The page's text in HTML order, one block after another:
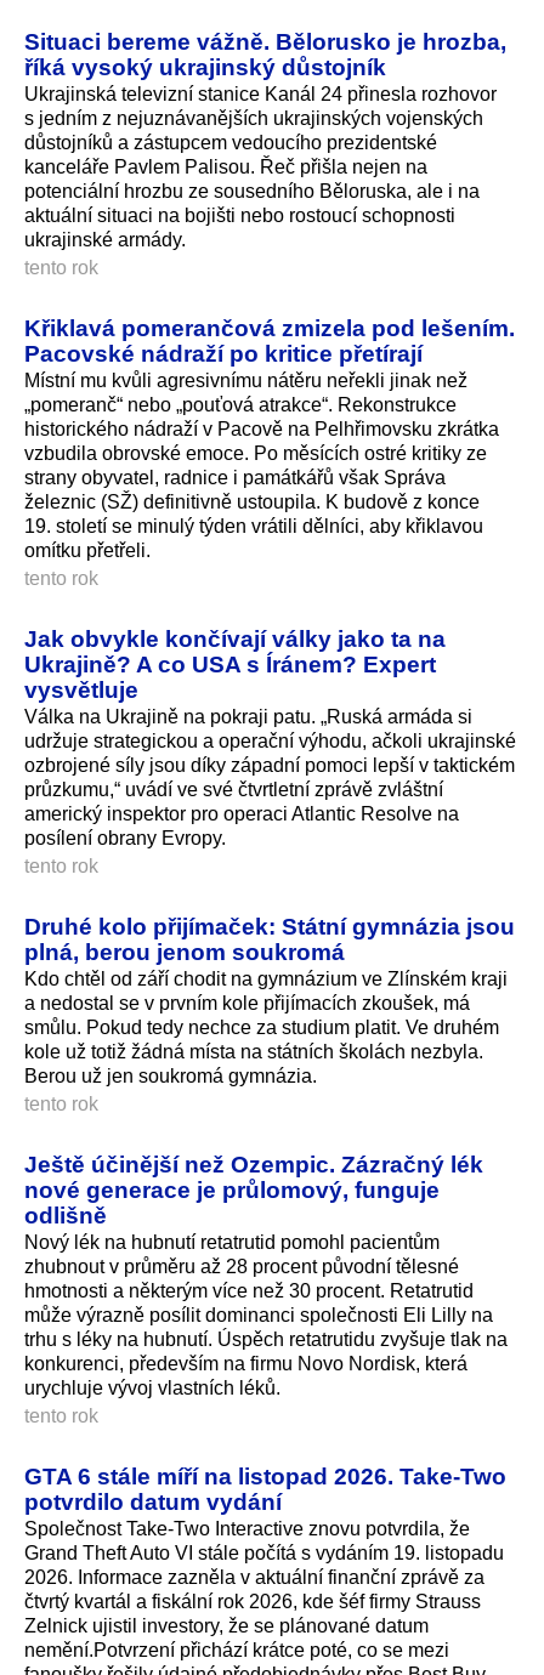
Situaci bereme vážně. Bělorusko je hrozba,
říká vysoký ukrajinský důstojník
Ukrajinská televizní stanice Kanál 24 přinesla rozhovor
s jedním z nejuznávanějších ukrajinských vojenských
důstojníků a zástupcem vedoucího prezidentské
kanceláře Pavlem Palisou. Řeč přišla nejen na
potenciální hrozbu ze sousedního Běloruska, ale i na
aktuální situaci na bojišti nebo rostoucí schopnosti
ukrajinské armády.
tento rok
Křiklavá pomerančová zmizela pod lešením.
Pacovské nádraží po kritice přetírají
Místní mu kvůli agresivnímu nátěru neřekli jinak než
„pomeranč“ nebo „pouťová atrakce“. Rekonstrukce
historického nádraží v Pacově na Pelhřimovsku zkrátka
vzbudila obrovské emoce. Po měsících ostré kritiky ze
strany obyvatel, radnice i památkářů však Správa
železnic (SŽ) definitivně ustoupila. K budově z konce
19. století se minulý týden vrátili dělníci, aby křiklavou
omítku přetřeli.
tento rok
Jak obvykle končívají války jako ta na
Ukrajině? A co USA s Íránem? Expert
vysvětluje
Válka na Ukrajině na pokraji patu. „Ruská armáda si
udržuje strategickou a operační výhodu, ačkoli ukrajinské
ozbrojené síly jsou díky západní pomoci lepší v taktickém
průzkumu,“ uvádí ve své čtvrtletní zprávě zvláštní
americký inspektor pro operaci Atlantic Resolve na
posílení obrany Evropy.
tento rok
Druhé kolo přijímaček: Státní gymnázia jsou
plná, berou jenom soukromá
Kdo chtěl od září chodit na gymnázium ve Zlínském kraji
a nedostal se v prvním kole přijímacích zkoušek, má
smůlu. Pokud tedy nechce za studium platit. Ve druhém
kole už totiž žádná místa na státních školách nezbyla.
Berou už jen soukromá gymnázia.
tento rok
Ještě účinější než Ozempic. Zázračný lék
nové generace je průlomový, funguje
odlišně
Nový lék na hubnutí retatrutid pomohl pacientům
zhubnout v průměru až 28 procent původní tělesné
hmotnosti a některým více než 30 procent. Retatrutid
může výrazně posílit dominanci společnosti Eli Lilly na
trhu s léky na hubnutí. Úspěch retatrutidu zvyšuje tlak na
konkurenci, především na firmu Novo Nordisk, která
urychluje vývoj vlastních léků.
tento rok
GTA 6 stále míří na listopad 2026. Take-Two
potvrdilo datum vydání
Společnost Take-Two Interactive znovu potvrdila, že
Grand Theft Auto VI stále počítá s vydáním 19. listopadu
2026. Informace zazněla v aktuální finanční zprávě za
čtvrtý kvartál a fiskální rok 2026, kde šéf firmy Strauss
Zelnick ujistil investory, že se plánované datum
nemění.Potvrzení přichází krátce poté, co se mezi